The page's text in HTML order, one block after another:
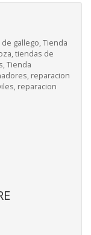
gallego, Tienda
tiendas de
Tienda
reparacion
reparacion